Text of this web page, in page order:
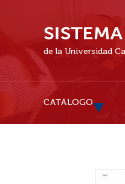
de la Universidad
CATÁLOGO